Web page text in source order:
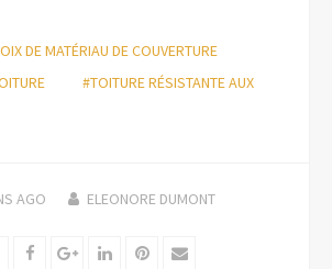
DE MATÉRIAU DE COUVERTURE
#TOITURE RÉSISTANTE AUX
AGO ELEONORE DUMONT
TwitterFacebookGoogle+LinkedInPinterest
Email